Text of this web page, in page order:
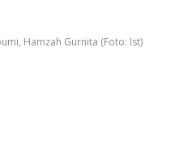
Hamzah Gurnita (Foto: Ist)